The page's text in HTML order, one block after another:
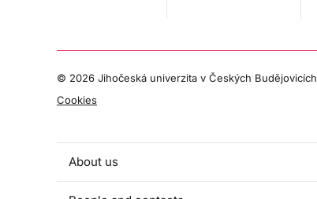
© 2026 Jihočeská univerzita v Českých Budějovicích
Cookies
About us